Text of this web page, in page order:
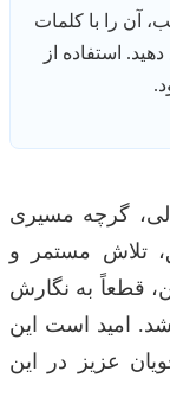
آن را با کلمات
استفاده از
گرچه مسیری
تلاش مستمر و
قطعاً به نگارش
امید است این
عزیز در این